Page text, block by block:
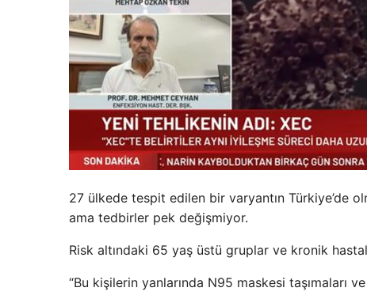
27 ülkede tespit edilen bir varyantın Türkiye’de
ama tedbirler pek değişmiyor.
Risk altındaki 65 yaş üstü gruplar ve kronik
“Bu kişilerin yanlarında N95 maskesi taşımaları